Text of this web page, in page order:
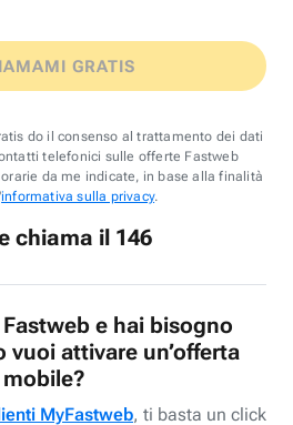
GRATIS
do il consenso al trattamento dei dati
telefonici sulle offerte Fastweb
da me indicate, in base alla finalità
informativa sulla privacy.
chiama il 146
e hai bisogno
vuoi attivare un’offerta
mobile?
MyFastweb, ti basta un click